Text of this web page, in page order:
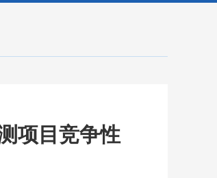
项目竞争性